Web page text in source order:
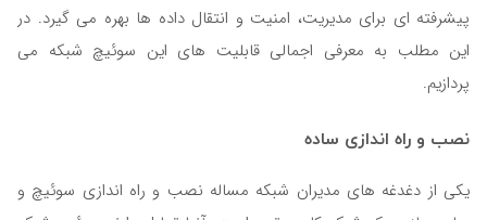
پیشرفته ای برای مدیریت، امنیت و انتقال داده ها بهره می گیرد. در
این مطلب به معرفی اجمالی قابلیت های این سوئیچ شبکه می
پردازیم.
نصب و راه اندازی ساده
یکی از دغدغه های مدیران شبکه مساله نصب و راه اندازی سوئیچ و